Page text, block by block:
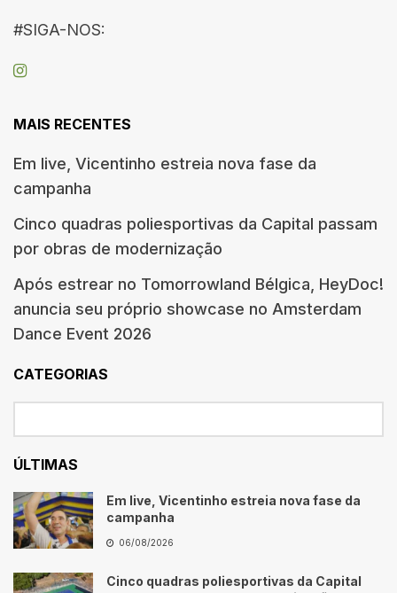
#SIGA-NOS:
MAIS RECENTES
Em live, Vicentinho estreia nova fase da
campanha
Cinco quadras poliesportivas da Capital passam
por obras de modernização
Após estrear no Tomorrowland Bélgica, HeyDoc!
anuncia seu próprio showcase no Amsterdam
Dance Event 2026
CATEGORIAS
ÚLTIMAS
Em live, Vicentinho estreia nova fase da
campanha
06/08/2026
Cinco quadras poliesportivas da Capital